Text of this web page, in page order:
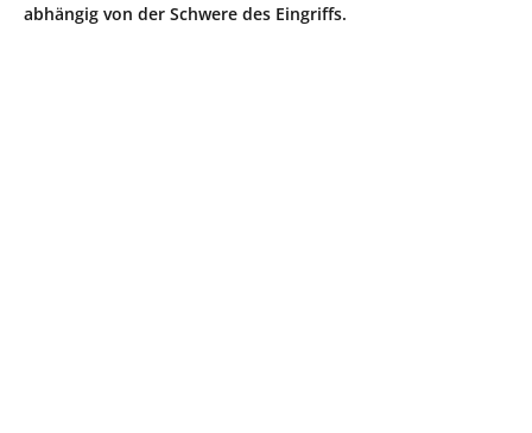
abhängig von der Schwere des Eingriffs.